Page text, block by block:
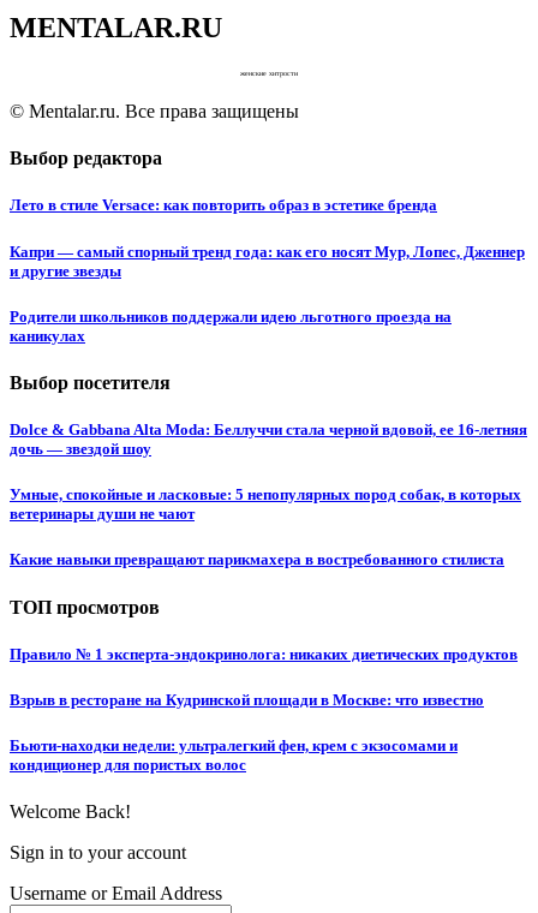
MENTALAR.RU
женские хитрости
© Mentalar.ru. Все права защищены
Выбор редактора
Лето в стиле Versace: как повторить образ в эстетике бренда
Капри — самый спорный тренд года: как его носят Мур, Лопес, Дженнер
и другие звезды
Родители школьников поддержали идею льготного проезда на
каникулах
Выбор посетителя
Dolce & Gabbana Alta Moda: Беллуччи стала черной вдовой, ее 16-летняя
дочь — звездой шоу
Умные, спокойные и ласковые: 5 непопулярных пород собак, в которых
ветеринары души не чают
Какие навыки превращают парикмахера в востребованного стилиста
ТОП просмотров
Правило № 1 эксперта-эндокринолога: никаких диетических продуктов
Взрыв в ресторане на Кудринской площади в Москве: что известно
Бьюти-находки недели: ультралегкий фен, крем с экзосомами и
кондиционер для пористых волос
Welcome Back!
Sign in to your account
Username or Email Address